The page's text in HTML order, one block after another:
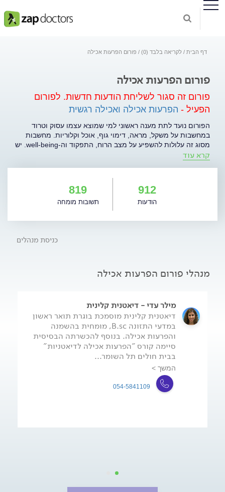
דף הבית לקריאה בלבד (0) פורום הפרעות אכילה
פורום הפרעות אכילה
פורום זה סגור לשליחת הודעות חדשות. לפורום
הפעיל - הפרעות אכילה ואכילה רגשית
הפורום נועד לתת מענה ראשוני למי שמוצא עצמו עסוק וטרוד
במחשבות על משקל, מראה, דימוי גוף, אוכל וקלוריות. מחשבות
מסוג זה עלולות להשפיע על מצב הרוח, התפקוד וה-well-being. יש
מצבים בהם אנו מאבדים את השליטה על מחשבות מסוג זה, והן
הכוונה ותמיכה ראשונית במצוקה, ומכאן להקל עליה. ראוי להדגיש
כי הפורום אינו מהווה תחליף להתייעצות עם איש מקצוע ואינו
מספק אבחון או טיפול. קרן בלומנטל-יניר, מטפלת באמנות, ועדי
מילר - דיאטנית קלינית.
קרא עוד
912
הודעות
819
תשובות מומחה
כניסת מנהלים
מנהלי פורום הפרעות אכילה
מילר עדי - דיאטנית קלינית
דיאטנית קלינית מוסמכת בוגרת תואר ראשון
במדעי התזונה B.sc, מומחית בהשמנה
והפרעות אכילה. בנוסף להכשרתה הבסיסית
סיימה קורס "הפרעות אכילה לדיאטניות"
בבית חולים תל השומר...
המשך >
054-5841109